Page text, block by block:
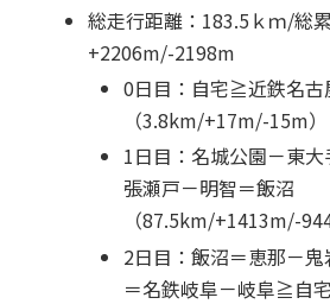
総走行距離：183.5ｋｍ/総
+2206m/-2198m
0日目：自宅≧近鉄名古
（3.8km/+17m/-15m）
1日目：名城公園－東
張瀬戸－明智＝飯沼
（87.5km/+1413m/-
2日目：飯沼＝恵那－
＝名鉄岐阜－岐阜≧自宅